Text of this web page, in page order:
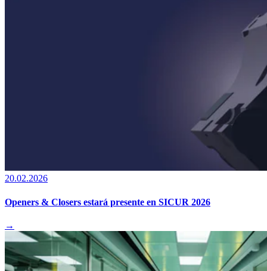
20.02.2026
Openers & Closers estará presente en SICUR 2026
→